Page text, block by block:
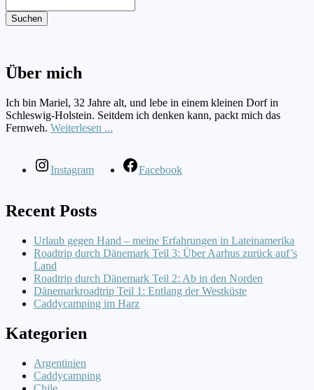
Suchen
Über mich
Ich bin Mariel, 32 Jahre alt, und lebe in einem kleinen Dorf in
Schleswig-Holstein. Seitdem ich denken kann, packt mich das
Fernweh. Weiterlesen ...
Instagram Facebook
Recent Posts
Urlaub gegen Hand – meine Erfahrungen in Lateinamerika
Roadtrip durch Dänemark Teil 3: Über Aarhus zurück auf’s
Land
Roadtrip durch Dänemark Teil 2: Ab in den Norden
Dänemarkroadtrip Teil 1: Entlang der Westküste
Caddycamping im Harz
Kategorien
Argentinien
Caddycamping